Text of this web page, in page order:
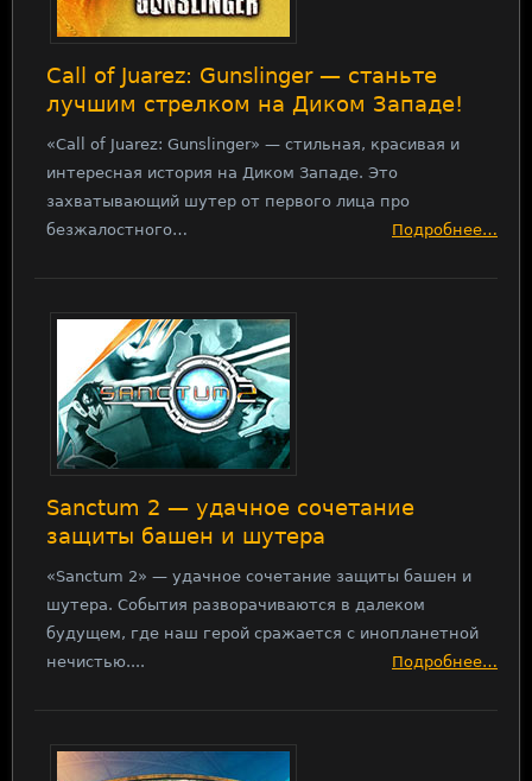
Call of Juarez: Gunslinger — станьте
лучшим стрелком на Диком Западе!
«Call of Juarez: Gunslinger» — стильная, красивая и
интересная история на Диком Западе. Это
захватывающий шутер от первого лица про
безжалостного…
Подробнее…
Sanctum 2 — удачное сочетание
защиты башен и шутера
«Sanctum 2» — удачное сочетание защиты башен и
шутера. События разворачиваются в далеком
будущем, где наш герой сражается с инопланетной
нечистью....
Подробнее…